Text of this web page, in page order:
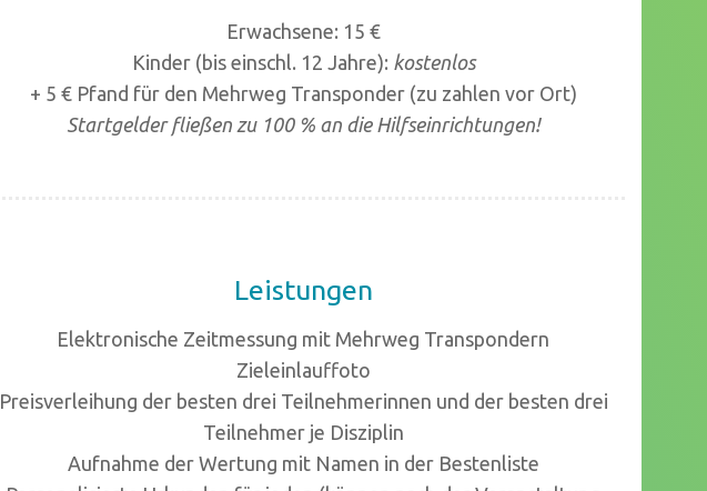
Erwachsene: 15 €
Kinder (bis einschl. 12 Jahre): kostenlos
+ 5 € Pfand für den Mehrweg Transponder (zu zahlen vor Ort)
Startgelder fließen zu 100 % an die Hilfseinrichtungen!
Leistungen
Elektronische Zeitmessung mit Mehrweg Transpondern
Zieleinlauffoto
Preisverleihung der besten drei Teilnehmerinnen und der besten drei
Teilnehmer je Disziplin
Aufnahme der Wertung mit Namen in der Bestenliste